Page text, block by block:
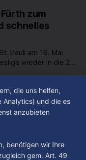
bis Freitag LIVE
und im TV.
zum
schnelles
Pauli am 16. Mai
wieder in die 2.
in den letzten
- Heute zu
die uns helfen,
Analytics) und die es
anzubieten
benötigen wir Ihre
gem. Art. 49